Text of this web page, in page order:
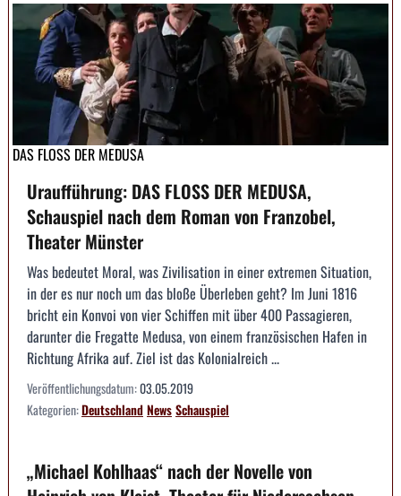
DAS FLOSS DER MEDUSA
Uraufführung: DAS FLOSS DER MEDUSA,
Schauspiel nach dem Roman von Franzobel,
Theater Münster
Was bedeutet Moral, was Zivilisation in einer extremen Situation,
in der es nur noch um das bloße Überleben geht? Im Juni 1816
bricht ein Konvoi von vier Schiffen mit über 400 Passagieren,
darunter die Fregatte Medusa, von einem französischen Hafen in
Richtung Afrika auf. Ziel ist das Kolonialreich ...
Veröffentlichungsdatum:03.05.2019
Kategorien:DeutschlandNewsSchauspiel
„Michael Kohlhaas“ nach der Novelle von